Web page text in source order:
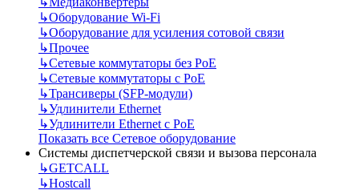
↳Оборудование Wi-Fi
↳Оборудование для усиления сотовой связи
↳Прочее
↳Сетевые коммутаторы без РоЕ
↳Сетевые коммутаторы с РоЕ
↳Трансиверы (SFP-модули)
↳Удлинители Ethernet
↳Удлинители Ethernet с PoE
Показать все Сетевое оборудование
Системы диспетчерской связи и вызова персонала
↳GETCALL
↳Hostcall